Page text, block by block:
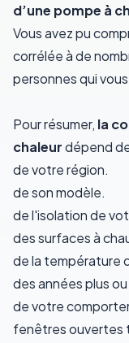
d’une pompe à
Vous avez pu
corrélée à de
personnes qui
Pour résumer, la
chaleurdépend
de votre région.
de son modèle.
de l'isolation de
des surfaces à
de la température
des années plus
de votre
fenêtres ouvertes